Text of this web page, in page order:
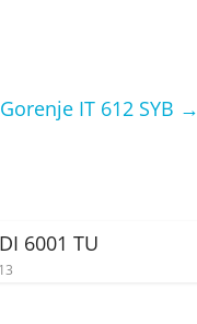
IT 612 SYB →
6001 TU